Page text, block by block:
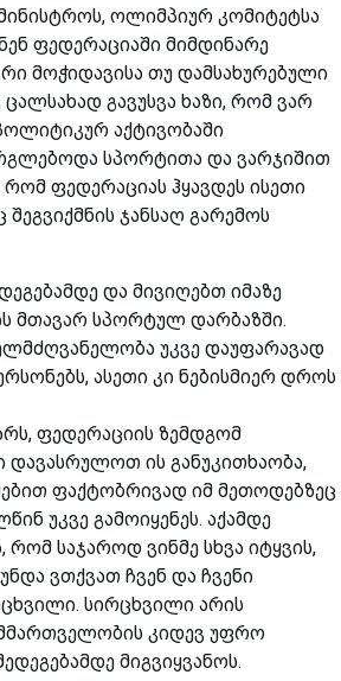
ოლიმპიურ კომიტეტსა
ფედერაციაში მიმდინარე
მოჭიდავისა თუ დამსახურებული
გავუსვა ხაზი, რომ ვარ
აქტივობაში
სპორტითა და ვარჯიშით
ფედერაციას ჰყავდეს ისეთი
ჯანსაღ გარემოს
და მივიღებთ იმაზე
მთავარ სპორტულ დარბაზში.
უკვე დაუფარავად
ასეთი კი ნებისმიერ დროს
ფედერაციის ზემდგომ
ის განუკითხაობა,
ფაქტობრივად იმ მეთოდებზეც
უკვე გამოიყენეს. აქამდე
საჯაროდ ვინმე სხვა იტყვის,
ვთქვათ ჩვენ და ჩვენი
სირცხვილი არის
მმართველობის კიდევ უფრო
მიგვიყვანოს.